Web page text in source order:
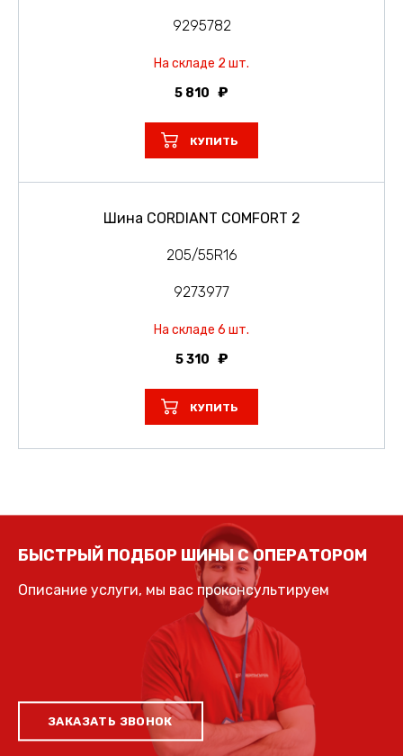
9295782
На складе 2 шт.
5 810
КУПИТЬ
Шина CORDIANT COMFORT 2
205/55R16
9273977
На складе 6 шт.
5 310
КУПИТЬ
БЫСТРЫЙ ПОДБОР ШИНЫ С ОПЕРАТОРОМ
Описание услуги, мы вас проконсультируем
ЗАКАЗАТЬ ЗВОНОК